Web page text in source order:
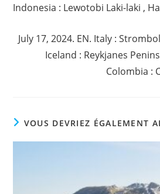
Indonesia : Lewotobi Laki-laki ,
July 17, 2024. EN. Italy :
Iceland : Reykjanes
Colombia :
VOUS DEVRIEZ ÉGALEMENT